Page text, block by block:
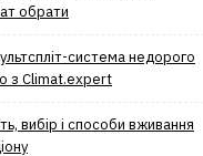
обрати
система недорого
з Climat.еxpert
вибір і способи вживання